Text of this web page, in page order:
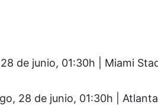
de junio, 01:30h | Miami
28 de junio, 01:30h |